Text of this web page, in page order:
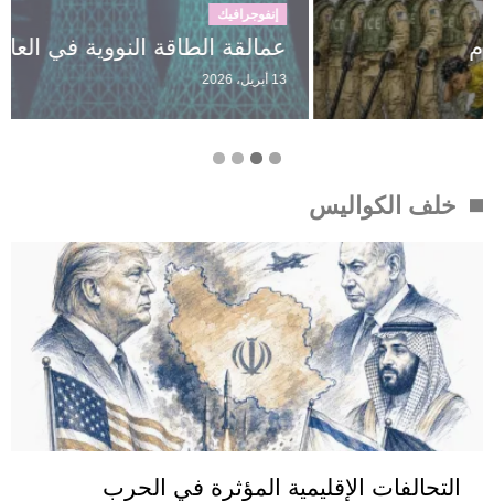
إنفوجرافيك
عمالقة الطاقة النووية في العالم
13 أبريل، 2026
خلف الكواليس
التحالفات الإقليمية المؤثرة في الحرب